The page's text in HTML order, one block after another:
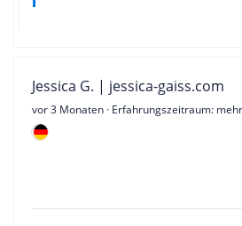
Jessica G. | jessica-gaiss.com
vor 3 Monaten · Erfahrungszeitraum: